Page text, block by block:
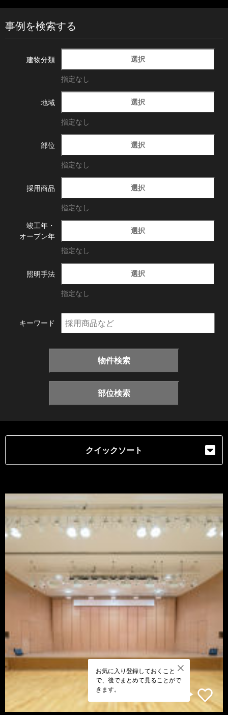
事例を検索する
建物分類 選択
指定なし
地域 選択
指定なし
部位 選択
指定なし
採用商品 選択
指定なし
竣工年・
オープン年
選択
指定なし
照明手法 選択
指定なし
キーワード
物件検索
部位検索
クイックソート
お気に入り登録しておくこと
で、後でまとめて見ることがで
きます。